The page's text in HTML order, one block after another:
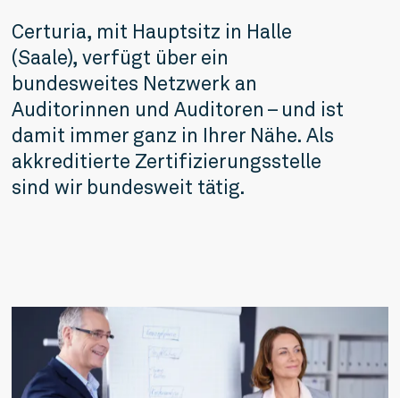
Certuria, mit Hauptsitz in Halle
(Saale), verfügt über ein
bundesweites Netzwerk an
Auditorinnen und Auditoren – und ist
damit immer ganz in Ihrer Nähe. Als
akkreditierte Zertifizierungsstelle
sind wir bundesweit tätig.